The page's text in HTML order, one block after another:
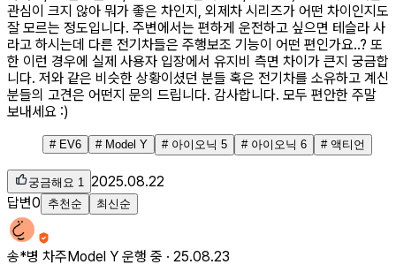
관심이 크지 않아 뭐가 좋은 차인지, 외제차 시리즈가 어떤 차이인지도
잘 모르는 정도입니다. 주변에서는 편하게 운전하고 싶으면 테슬라 사
라고 하시는데 다른 전기차들은 주행보조 기능이 어떤 편인가요..? 또
한 이런 경우에 실제 사용자 입장에서 유지비 측면 차이가 큰지 궁금합
니다. 저와 같은 비슷한 상황이셨던 분들 혹은 전기차를 소유하고 계신
분들의 고견은 어떤지 문의 드립니다. 감사합니다. 모두 편안한 주말
보내세요 :)
# EV6 # Model Y # 아이오닉 5 # 아이오닉 6 # 액티언
궁금해요 1 2025.08.22
답변0 추천순 최신순
송*병 차주Model Y 운행 중 · 25.08.23